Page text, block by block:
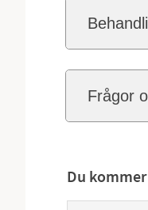
Frågor
Du